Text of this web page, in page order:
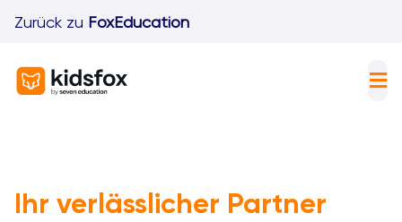
Zurück zu FoxEducation
Ihr verlässlicher Partner